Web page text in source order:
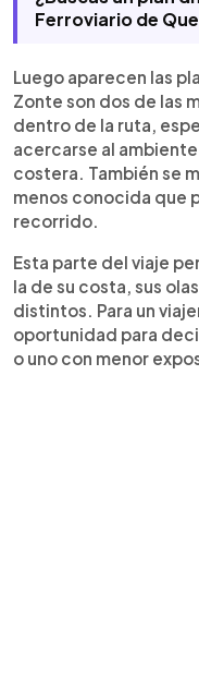
Ferroviario de
Luego aparecen las
Zonte son dos de las
dentro de la ruta,
acercarse al
costera. También se
menos conocida que
recorrido.
Esta parte del viaje
la de su costa, sus
distintos. Para un
oportunidad para
o uno con menor